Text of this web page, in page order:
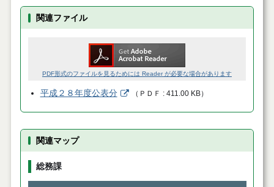
関連ファイル
PDF形式のファイルを見るためには Reader が必要な場合があります
平成２８年度公表分 （ ＰＤＦ 411.00 KB）
関連マップ
総務課